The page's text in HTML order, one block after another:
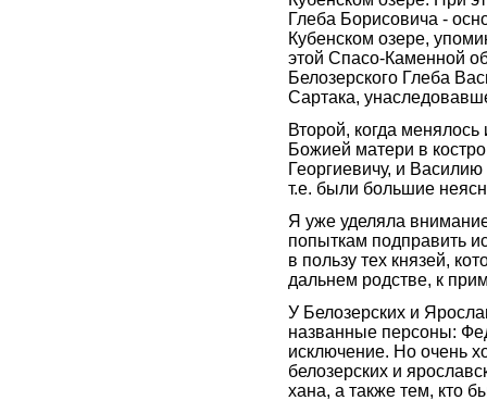
Глеба Борисовича -
Кубенском озере,
этой Спасо-Каменной
Белозерского Глеба
Сартака,
Второй, когда
Божией матери в
Георгиевичу, и
т.е. были большие
Я уже уделяла
попыткам подправить
в пользу тех князей,
дальнем родстве, к
У Белозерских и
названные персоны:
исключение. Но очень
белозерских и
хана, а также тем, кто